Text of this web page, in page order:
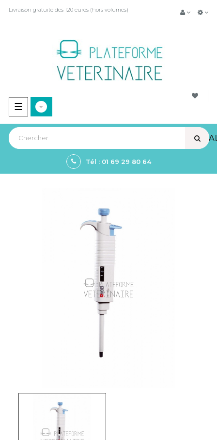
Livraison gratuite des 120 euros (hors volumes)
Basculer
la
navigation
☰
VIEW
Tél : 01 69 29 80 64